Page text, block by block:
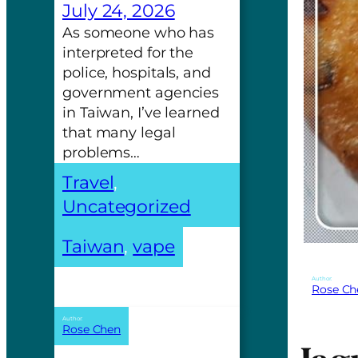
July 24, 2026
As someone who has
interpreted for the
police, hospitals, and
government agencies
in Taiwan, I’ve learned
that many legal
problems…
Travel
Uncategorized
Taiwan, vape
Author:
Rose Chen
Author:
Rose